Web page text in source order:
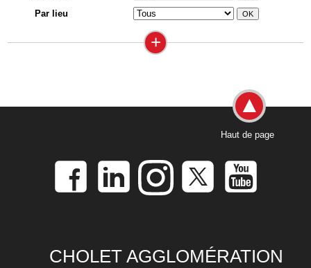
Par lieu
+
Haut de page
CHOLET AGGLOMÉRATION